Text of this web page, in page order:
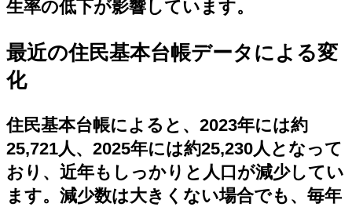
生率の低下が影響しています。
最近の住民基本台帳データによる変
化
住民基本台帳によると、2023年には約
25,721人、2025年には約25,230人となって
おり、近年もしっかりと人口が減少してい
ます。減少数は大きくない場合でも、毎年